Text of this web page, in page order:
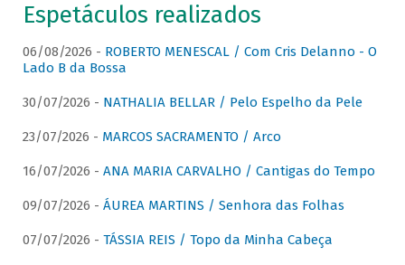
Espetáculos realizados
06/08/2026 - ROBERTO MENESCAL / Com Cris Delanno - O
Lado B da Bossa
30/07/2026 - NATHALIA BELLAR / Pelo Espelho da Pele
23/07/2026 - MARCOS SACRAMENTO / Arco
16/07/2026 - ANA MARIA CARVALHO / Cantigas do Tempo
09/07/2026 - ÁUREA MARTINS / Senhora das Folhas
07/07/2026 - TÁSSIA REIS / Topo da Minha Cabeça